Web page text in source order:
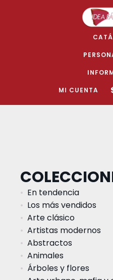
MI CUENTA
En tendencia
Los más vendidos
Arte clásico
Artistas modernos
Abstractos
Animales
Árboles y flores